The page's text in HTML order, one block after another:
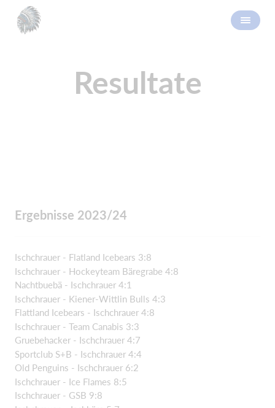
Resultate
Ergebnisse 2023/24
Ischchrauer - Flatland Icebears 3:8
Ischchrauer - Hockeyteam Bäregrabe 4:8
Nachtbuebä - Ischchrauer 4:1
Ischchrauer - Kiener-Wittlin Bulls 4:3
Flattland Icebears - Ischchrauer 4:8
Ischchrauer - Team Canabis 3:3
Gruebehacker - Ischchrauer 4:7
Sportclub S+B - Ischchrauer 4:4
Old Penguins - Ischchrauer 6:2
Ischchrauer - Ice Flames 8:5
Ischchrauer - GSB 9:8